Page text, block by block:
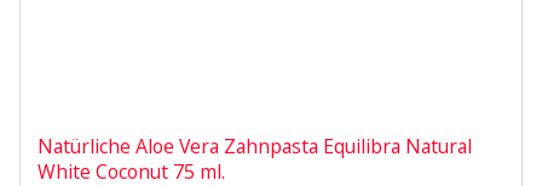
Natürliche Aloe Vera Zahnpasta Equilibra Natural
White Coconut 75 ml.